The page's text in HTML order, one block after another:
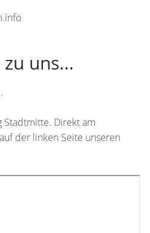
uns...
Stadtmitte. Direkt am
der linken Seite unseren